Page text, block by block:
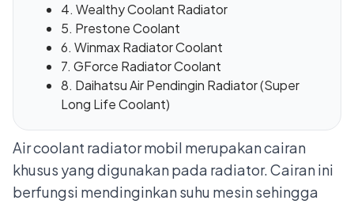
4. Wealthy Coolant Radiator
5. Prestone Coolant
6. Winmax Radiator Coolant
7. GForce Radiator Coolant
8. Daihatsu Air Pendingin Radiator (Super
Long Life Coolant)
Air coolant radiator mobil merupakan cairan
khusus yang digunakan pada radiator. Cairan ini
berfungsi mendinginkan suhu mesin sehingga